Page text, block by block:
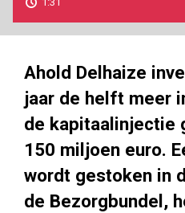
2017-
11-
Ahold Delhaize
jaar de helft meer
de kapitaalinjectie
150 miljoen euro.
wordt gestoken in
de Bezorgbundel,